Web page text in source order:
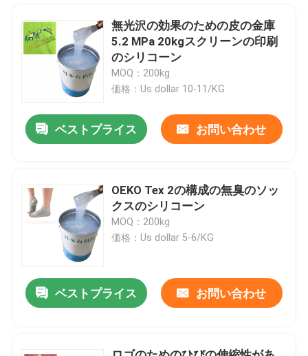
無光沢の効果のための皮の金庫
5.2 MPa 20kgスクリーンの印刷
のシリコーン
MOQ：200kg
価格：Us dollar 10-11/KG
ベストプライス お問い合わせ
OEKO Tex 2の構成の無臭のソッ
クスのシリコーン
MOQ：200kg
価格：Us dollar 5-6/KG
ベストプライス お問い合わせ